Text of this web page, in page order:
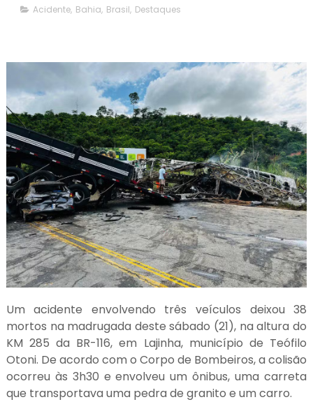
Acidente, Bahia, Brasil, Destaques
Um acidente envolvendo três veículos deixou 38
mortos na madrugada deste sábado (21), na altura do
KM 285 da BR-116, em Lajinha, município de Teófilo
Otoni. De acordo com o Corpo de Bombeiros, a colisão
ocorreu às 3h30 e envolveu um ônibus, uma carreta
que transportava uma pedra de granito e um carro.